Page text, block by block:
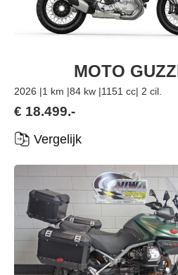
MOTO
2026 |1 km |84 kw |1151 cc| 2 cil.
€ 18.499.-
Vergelijk